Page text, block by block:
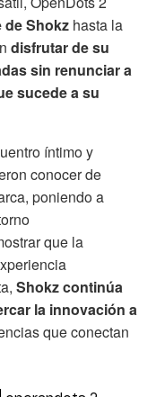
de Shokz hasta la
disfrutar de su
sin renunciar a
sucede a su
íntimo y
conocer de
poniendo a
que la
Shokz continúa
la innovación a
que conectan